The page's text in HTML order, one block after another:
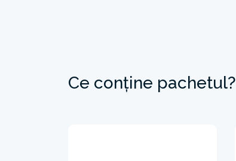
Ce conține pachetul?